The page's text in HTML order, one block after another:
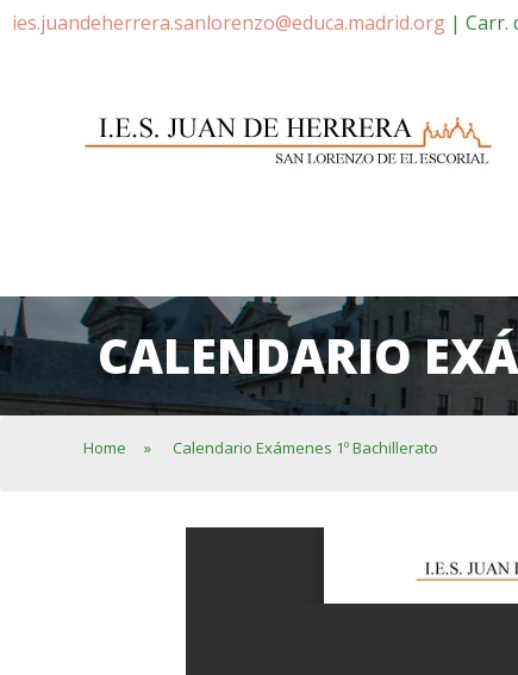
ies.juandeherrera.sanlorenzo@educa.madrid.org | Carr.
CALENDARIO
Home » Calendario Exámenes 1º Bachillerato